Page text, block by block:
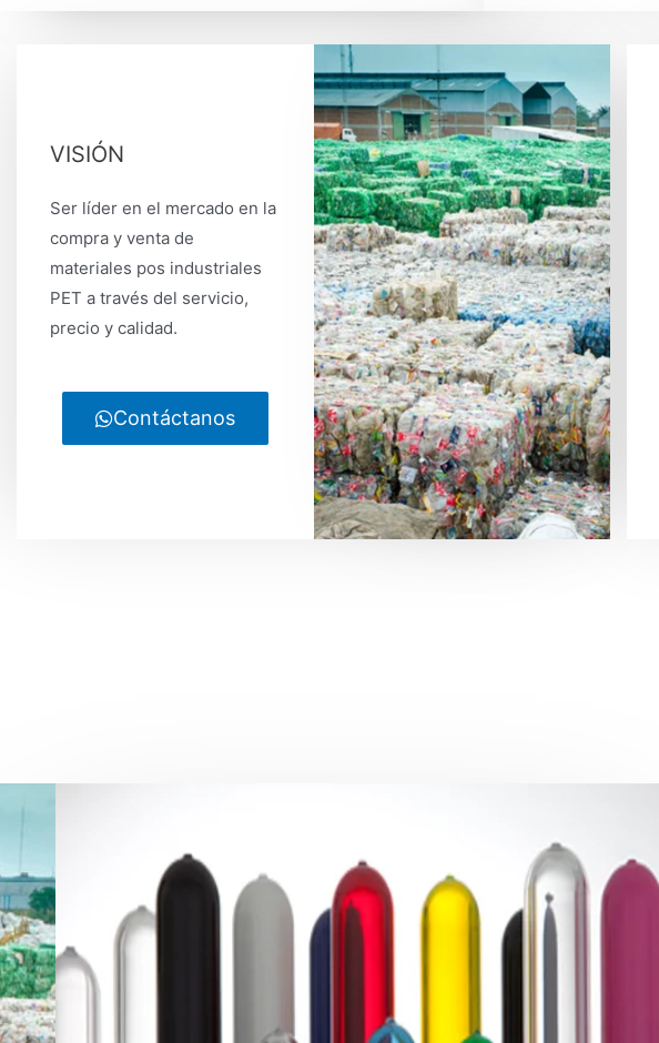
VISIÓN
Ser líder en el mercado en la
compra y venta de
materiales pos industriales
PET a través del servicio,
precio y calidad.
Contáctanos
MATERIALES
PREFORMA PET (Granel o Molida).